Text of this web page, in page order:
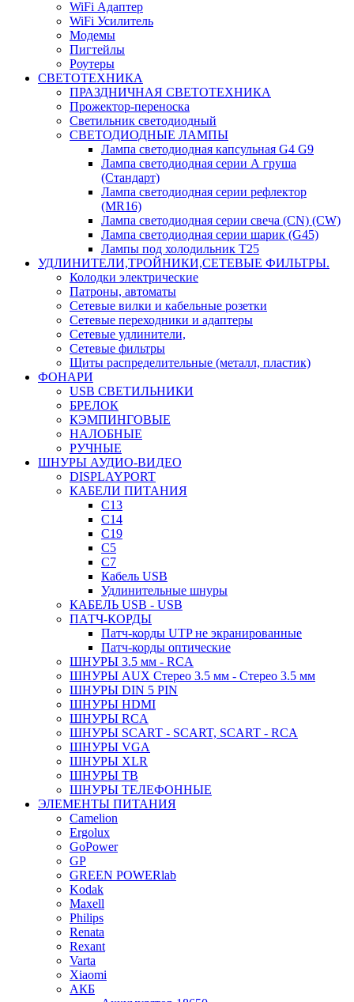
WiFi Адаптер
WiFi Усилитель
Модемы
Пигтейлы
Роутеры
СВЕТОТЕХНИКА
ПРАЗДНИЧНАЯ СВЕТОТЕХНИКА
Прожектор-переноска
Светильник светодиодный
СВЕТОДИОДНЫЕ ЛАМПЫ
Лампа светодиодная капсульная G4 G9
Лампа светодиодная серии А груша
(Стандарт)
Лампа светодиодная серии рефлектор
(MR16)
Лампа светодиодная серии свеча (CN) (CW)
Лампа светодиодная серии шарик (G45)
Лампы под холодильник T25
УДЛИНИТЕЛИ,ТРОЙНИКИ,СЕТЕВЫЕ ФИЛЬТРЫ.
Колодки электрические
Патроны, автоматы
Сетевые вилки и кабельные розетки
Сетевые переходники и адаптеры
Сетевые удлинители,
Сетевые фильтры
Щиты распределительные (металл, пластик)
ФОНАРИ
USB СВЕТИЛЬНИКИ
БРЕЛОК
КЭМПИНГОВЫЕ
НАЛОБНЫЕ
РУЧНЫЕ
ШНУРЫ АУДИО-ВИДЕО
DISPLAYPORT
КАБЕЛИ ПИТАНИЯ
C13
C14
C19
C5
C7
Кабель USB
Удлинительные шнуры
КАБЕЛЬ USB - USB
ПАТЧ-КОРДЫ
Патч-корды UTP не экранированные
Патч-корды оптические
ШНУРЫ 3.5 мм - RCA
ШНУРЫ AUX Стерео 3.5 мм - Стерео 3.5 мм
ШНУРЫ DIN 5 PIN
ШНУРЫ HDMI
ШНУРЫ RCA
ШНУРЫ SCART - SCART, SCART - RCA
ШНУРЫ VGA
ШНУРЫ XLR
ШНУРЫ ТВ
ШНУРЫ ТЕЛЕФОННЫЕ
ЭЛЕМЕНТЫ ПИТАНИЯ
Camelion
Ergolux
GoPower
GP
GREEN POWERlab
Kodak
Maxell
Philips
Renata
Rexant
Varta
Xiaomi
АКБ